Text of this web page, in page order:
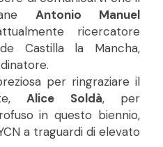
Antonio Manuel
ricercatore
Castilla la Mancha,
per ringraziare il
Alice Soldà, per
in questo biennio,
a traguardi di elevato